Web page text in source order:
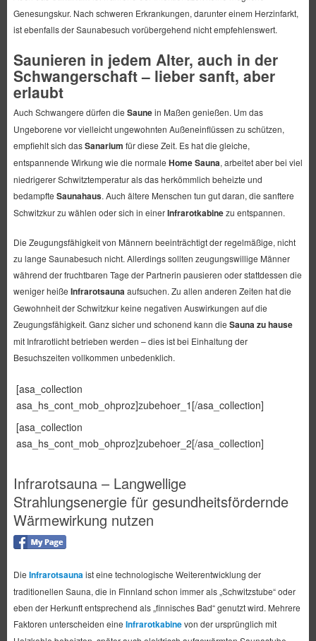
Genesungskur. Nach schweren Erkrankungen, darunter einem Herzinfarkt,
ist ebenfalls der Saunabesuch vorübergehend nicht empfehlenswert.
Saunieren in jedem Alter, auch in der
Schwangerschaft – lieber sanft, aber
erlaubt
Auch Schwangere dürfen die Saunein Maßen genießen. Um das
Ungeborene vor vielleicht ungewohnten Außeneinflüssen zu schützen,
empfiehlt sich dasSanarium für diese Zeit. Es hat die gleiche,
entspannende Wirkung wie die normale Home Sauna, arbeitet aber bei viel
niedrigerer Schwitztemperatur als das herkömmlich beheizte und
bedampfte Saunahaus. Auch ältere Menschen tun gut daran, die sanftere
Schwitzkur zu wählen oder sich in einerInfrarotkabinezu entspannen.
Die Zeugungsfähigkeit von Männern beeinträchtigt der regelmäßige, nicht
zu lange Saunabesuch nicht. Allerdings sollten zeugungswillige Männer
während der fruchtbaren Tage der Partnerin pausieren oder stattdessen die
weniger heiße Infrarotsauna aufsuchen. Zu allen anderen Zeiten hat die
Gewohnheit der Schwitzkur keine negativen Auswirkungen auf die
Zeugungsfähigkeit. Ganz sicher und schonend kann die Sauna zu hause
mit Infrarotlicht betrieben werden – dies ist bei Einhaltung der
Besuchszeiten vollkommen unbedenklich.
[asa_collection
asa_hs_cont_mob_ohproz]zubehoer_1[/asa_collection]
[asa_collection
asa_hs_cont_mob_ohproz]zubehoer_2[/asa_collection]
Infrarotsauna – Langwellige
Strahlungsenergie für gesundheitsfördernde
Wärmewirkung nutzen
Die Infrarotsauna ist eine technologische Weiterentwicklung der
traditionellen Sauna, die in Finnland schon immer als „Schwitzstube“ oder
eben der Herkunft entsprechend als „finnisches Bad“ genutzt wird. Mehrere
Faktoren unterscheiden eine Infrarotkabinevon der ursprünglich mit